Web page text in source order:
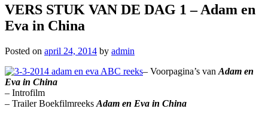
VERS STUK VAN DE DAG 1 – Adam en
Eva in China
Posted on april 24, 2014 by admin
– Voorpagina’s van Adam en
Eva in China
– Introfilm
– Trailer Boekfilmreeks Adam en Eva in China